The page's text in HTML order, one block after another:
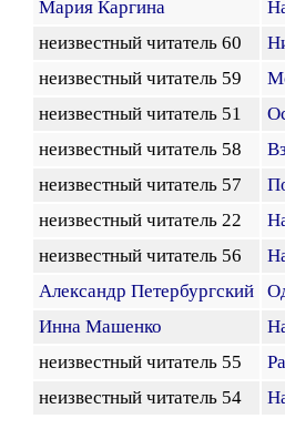
Мария Каргина
неизвестный читатель 60
неизвестный читатель 59
неизвестный читатель 51
неизвестный читатель 58
неизвестный читатель 57
неизвестный читатель 22
неизвестный читатель 56
Александр Петербургский
Инна Машенко
неизвестный читатель 55
неизвестный читатель 54